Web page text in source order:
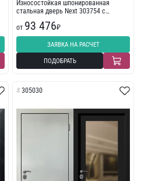
Износостойкая шпонированная
стальная дверь Next 303754 с
от 93 476₽
ЗАЯВКА НА РАСЧЕТ
ПОДОБРАТЬ
305030